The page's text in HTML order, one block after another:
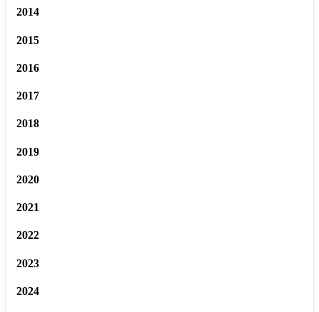
2014
2015
2016
2017
2018
2019
2020
2021
2022
2023
2024